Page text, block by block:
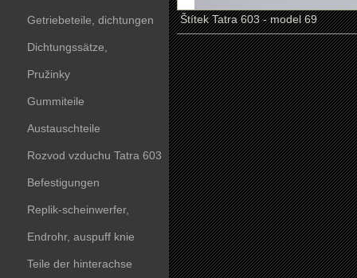
Getriebeteile, dichtungen
Dichtungssätze,
dichtungskörper
Pružinky
Gummiteile
Austauschteile
Rozvod vzduchu Tatra 603
Befestigungen
Replik-scheinwerfer,
kunststoffteile
Endrohr, auspuff knie
Teile der hinterachse
Štítek Tatra 603 - model 69